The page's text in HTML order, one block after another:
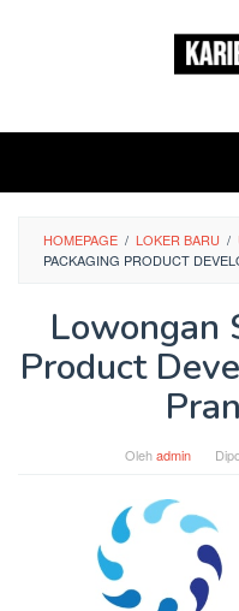
HOMEPAGE / LOKER BARU /
PACKAGING PRODUCT
Lowongan
Product
Olehadmin